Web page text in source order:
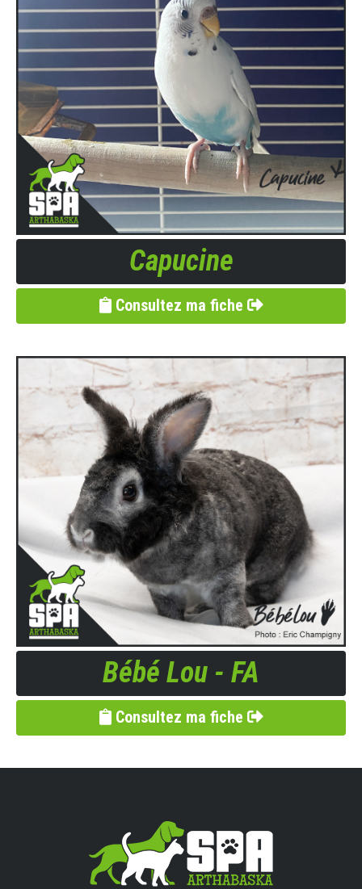
Capucine
Consultez ma fiche
Bébé Lou - FA
Consultez ma fiche